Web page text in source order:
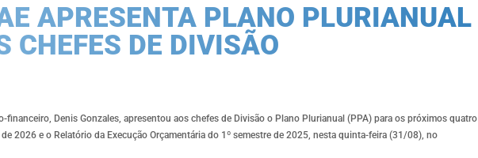
APRESENTA PLANO PLURIANUAL
CHEFES DE DIVISÃO
Denis Gonzales, apresentou aos chefes de Divisão o Plano Plurianual (PPA) para os próximos quatro
2026 e o Relatório da Execução Orçamentária do 1º semestre de 2025, nesta quinta-feira (31/08), no